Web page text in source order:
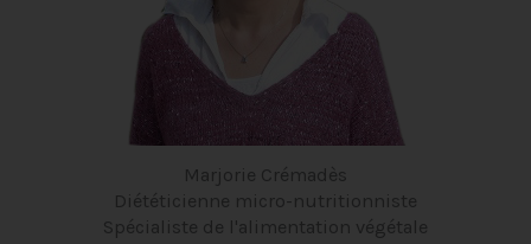
Marjorie Crémadès
Diététicienne micro-nutritionniste
Spécialiste de l'alimentation végétale